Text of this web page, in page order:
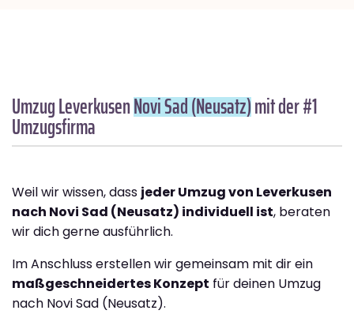
Umzug LeverkusenNovi Sad (Neusatz)mit der #1
Umzugsfirma
Weil wir wissen, dass jeder Umzug von Leverkusen
nach Novi Sad (Neusatz) individuell ist, beraten
wir dich gerne ausführlich.
Im Anschluss erstellen wir gemeinsam mit dir ein
maßgeschneidertes Konzept für deinen Umzug
nach Novi Sad (Neusatz).